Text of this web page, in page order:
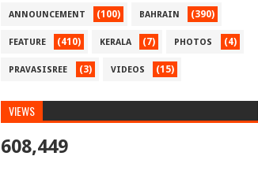
ANNOUNCEMENT (100) BAHRAIN (390)
FEATURE (410) KERALA (7) PHOTOS (4)
PRAVASISREE (3) VIDEOS (15)
VIEWS
608,449